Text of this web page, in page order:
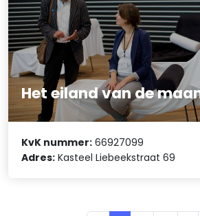
Het eiland van de
KvK nummer: 66927099
Adres: Kasteel Liebeekstraat 69